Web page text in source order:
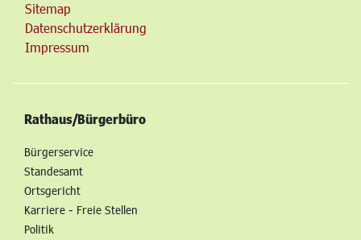
Sitemap
Datenschutzerklärung
Impressum
Rathaus/Bürgerbüro
Bürgerservice
Standesamt
Ortsgericht
Karriere - Freie Stellen
Politik